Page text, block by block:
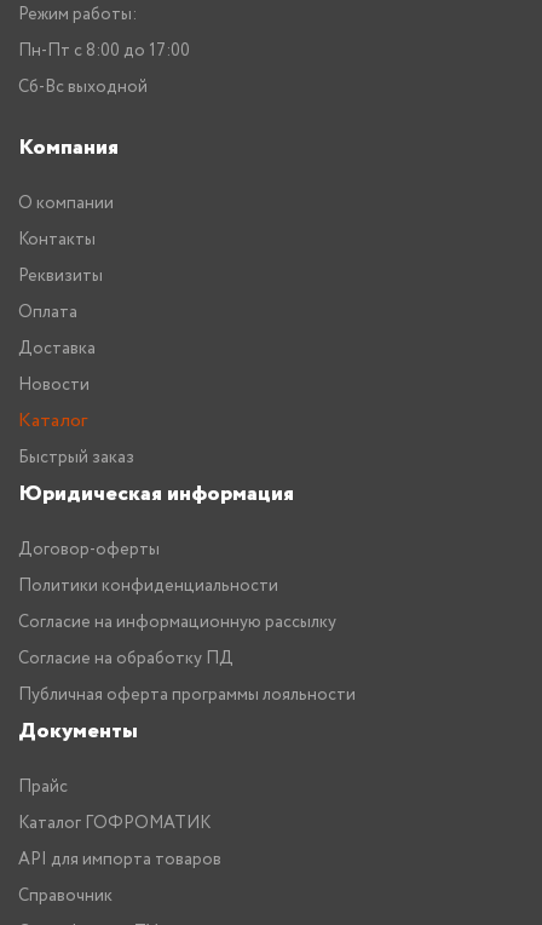
Режим работы:
Пн-Пт с 8:00 до 17:00
Сб-Вс выходной
Компания
О компании
Контакты
Реквизиты
Оплата
Доставка
Новости
Каталог
Быстрый заказ
Юридическая информация
Договор-оферты
Политики конфиденциальности
Согласие на информационную рассылку
Согласие на обработку ПД
Публичная оферта программы лояльности
Документы
Прайс
Каталог ГОФРОМАТИК
API для импорта товаров
Справочник